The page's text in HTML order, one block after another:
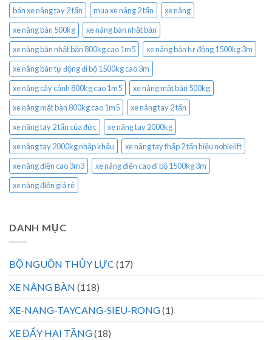
bán xe nâng tay 2 tấn mua xe nâng 2 tấn
xe nâng
xe nâng bàn 500kg
xe nâng bàn nhật bản
xe nâng bàn nhật bản 800kg cao 1m5
xe nâng bán tự động 1500kg 3m
xe nâng bán tự động đi bộ 1500kg cao 3m
xe nâng cây cảnh 800kg cao 1m5
xe nâng mặt bàn 500kg
xe nâng mặt bàn 800kg cao 1m5
xe nâng tay 2 tấn
xe nâng tay 2 tấn của đức
xe nâng tay 2000kg
xe nâng tay 2000kg nhập khẩu
xe nâng tay thấp 2 tấn hiệu noblelift
xe nâng điện cao 3m3
xe nâng điện cao đi bộ 1500kg 3m
xe nâng điện giá rẻ
DANH MỤC
BỘ NGUỒN THỦY LỰC (17)
XE NÂNG BÀN (118)
XE-NANG-TAYCANG-SIEU-RONG(1)
XE ĐẨY HAI TẦNG(18)